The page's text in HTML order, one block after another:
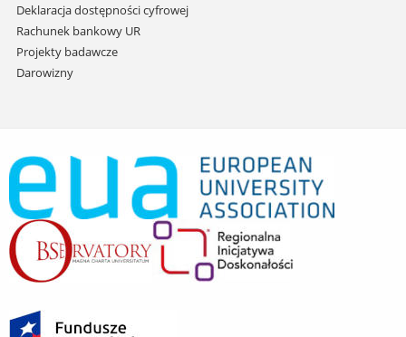
Deklaracja dostępności cyfrowej
Rachunek bankowy UR
Projekty badawcze
Darowizny